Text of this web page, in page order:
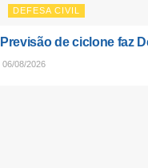
DEFESA CIVIL
Previsão de ciclone faz
06/08/2026